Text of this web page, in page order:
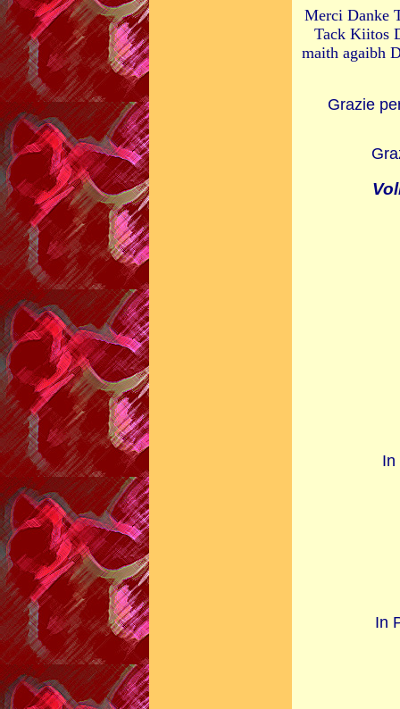
Merci Danke
Tack Kiitos
maith agaibh
Grazie
In